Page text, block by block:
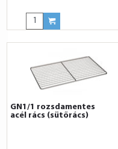
GN1/1 rozsdamentes
acél rács (sütőrács)